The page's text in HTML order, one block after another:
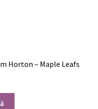
Horton – Maple Leafs